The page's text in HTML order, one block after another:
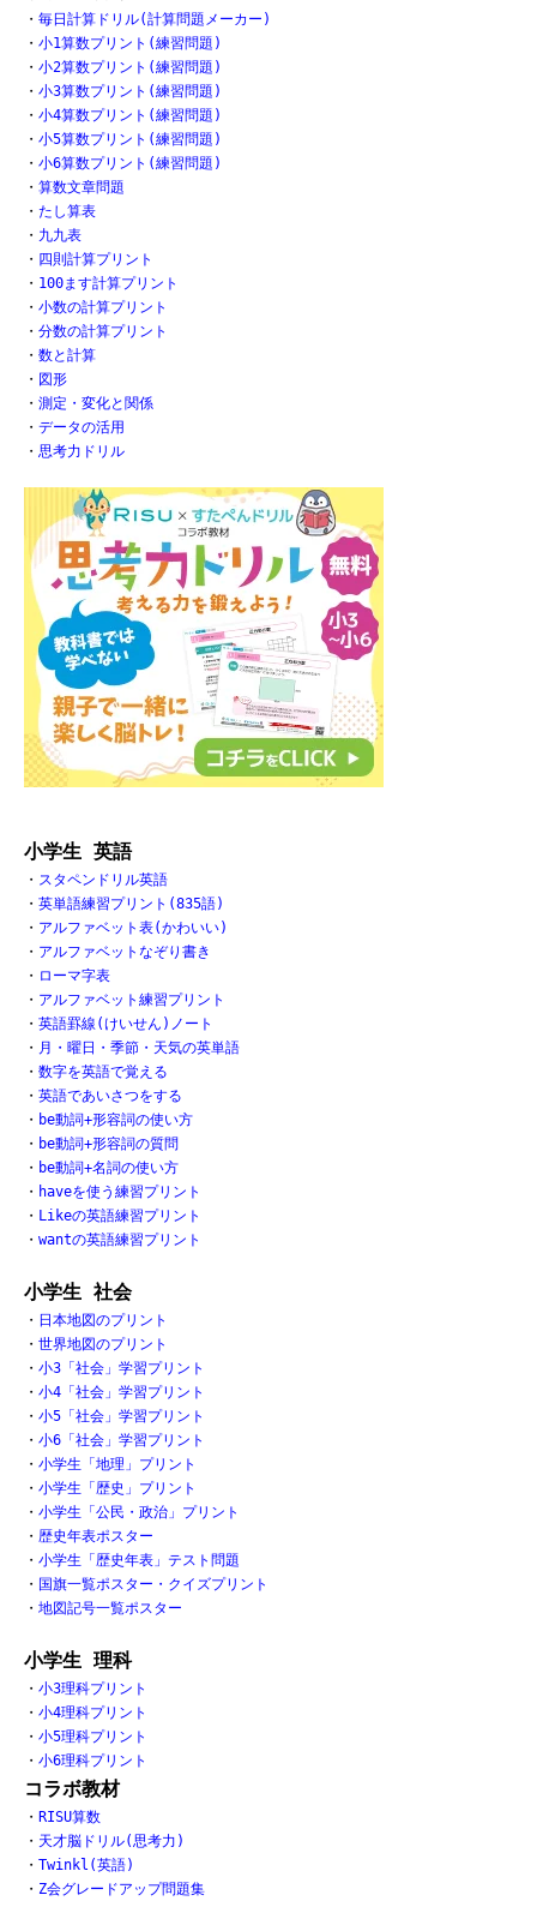
・ 毎日計算ドリル(計算問題メーカー)
・ 小1算数プリント(練習問題)
・ 小2算数プリント(練習問題)
・ 小3算数プリント(練習問題)
・ 小4算数プリント(練習問題)
・ 小5算数プリント(練習問題)
・ 小6算数プリント(練習問題)
・ 算数文章問題
・ たし算表
・ 九九表
・ 四則計算プリント
・ 100ます計算プリント
・ 小数の計算プリント
・ 分数の計算プリント
・ 数と計算
・ 図形
・ 測定・変化と関係
・ データの活用
・ 思考力ドリル
小学生 英語
・ スタペンドリル英語
・ 英単語練習プリント(835語)
・ アルファベット表(かわいい)
・ アルファベットなぞり書き
・ ローマ字表
・ アルファベット練習プリント
・ 英語罫線(けいせん)ノート
・ 月・曜日・季節・天気の英単語
・ 数字を英語で覚える
・ 英語であいさつをする
・ be動詞+形容詞の使い方
・ be動詞+形容詞の質問
・ be動詞+名詞の使い方
・ haveを使う練習プリント
・ Likeの英語練習プリント
・ wantの英語練習プリント
小学生 社会
・ 日本地図のプリント
・ 世界地図のプリント
・ 小3「社会」学習プリント
・ 小4「社会」学習プリント
・ 小5「社会」学習プリント
・ 小6「社会」学習プリント
・ 小学生「地理」プリント
・ 小学生「歴史」プリント
・ 小学生「公民・政治」プリント
・ 歴史年表ポスター
・ 小学生「歴史年表」テスト問題
・ 国旗一覧ポスター・クイズプリント
・ 地図記号一覧ポスター
小学生 理科
・ 小3理科プリント
・ 小4理科プリント
・ 小5理科プリント
・ 小6理科プリント
コラボ教材
・ RISU算数
・ 天才脳ドリル(思考力)
・ Twinkl(英語)
・ Z会グレードアップ問題集